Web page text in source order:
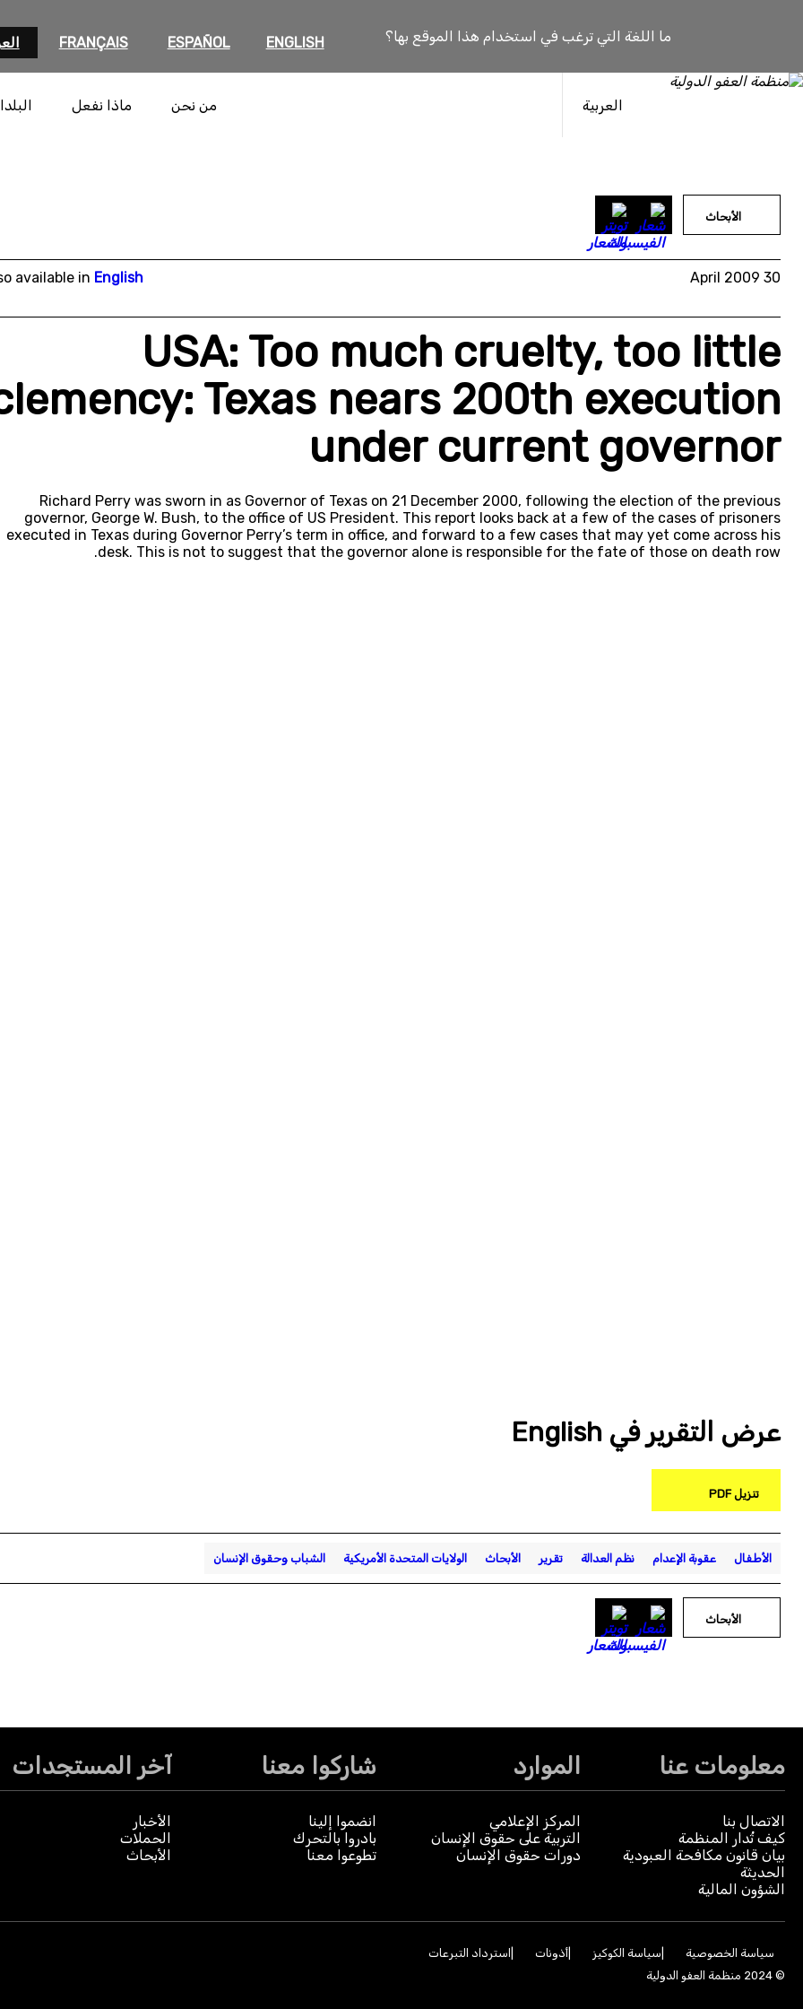
ما اللغة التي ترغب في استخدام هذا الموقع بها؟ ENGLISH
ESPAÑOL
FRANÇAIS
العربية من نحن ماذا نفعل
الأبحاث
30 April 2009
available in English
USA: Too much cruelty, too little
Texas nears 200th execution
under current governor
Richard Perry was sworn in as Governor of Texas on 21 December 2000, following the election of the previous
governor, George W. Bush, to the office of US President. This report looks back at a few of the cases of prisoners
executed in Texas during Governor Perry’s term in office, and forward to a few cases that may yet come across his
desk. This is not to suggest that the governor alone is responsible for the fate of those on death row.
عرض التقرير في English
تنزيل PDF
الأطفال عقوبة الإعدام نظم العدالة تقرير الأبحاث الولايات المتحدة الأمريكية الشباب وحقوق الإنسان
الأبحاث
معلومات عنا
الاتصال بنا
كيف تُدار المنظمة
بيان قانون مكافحة العبودية
الحديثة
الشؤون المالية
الموارد
المركز الإعلامي
التربية على حقوق الإنسان
دورات حقوق الإنسان
شاركوا معنا
انضموا إلينا
بادروا بالتحرك
تطوعوا معنا
آخر المستجدات
الأخبار
الحملات
الأبحاث
سياسة الخصوصية سياسة الكوكيز أذونات
استرداد التبرعات
© 2024 منظمة العفو الدولية